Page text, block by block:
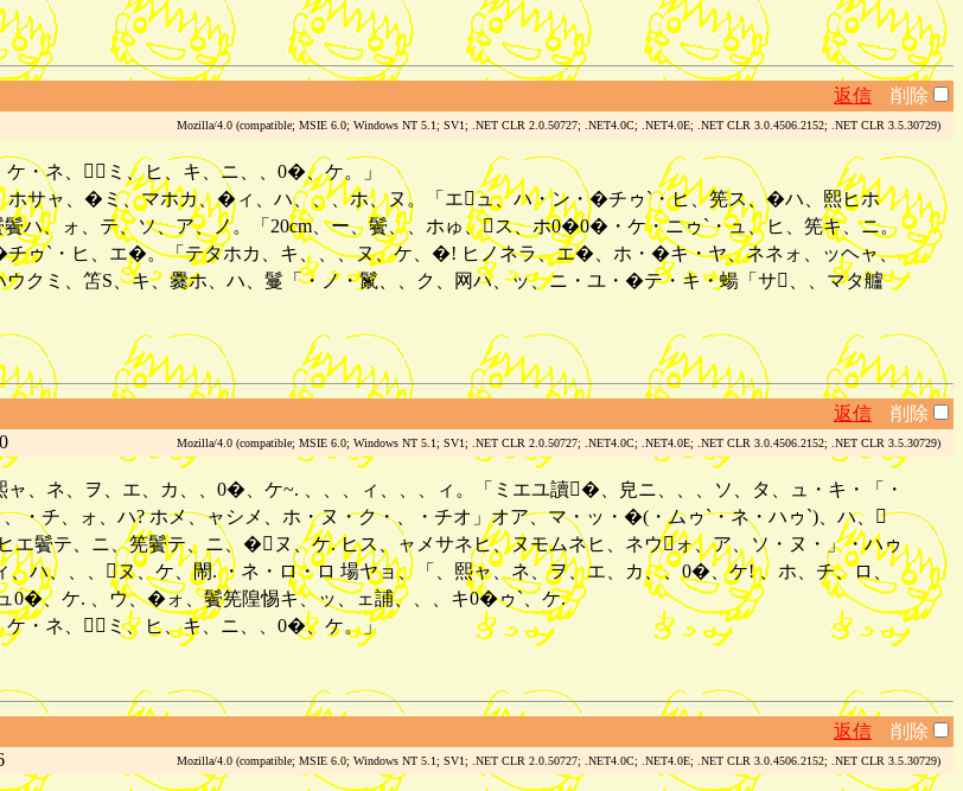
返信 削除
Mozilla/4.0 (compatible; MSIE 6.0; Windows NT 5.1; SV1; .NET CLR 2.0.50727; .NET4.0C; .NET4.0E; .NET CLR 3.0.4506.2152; .NET CLR 3.5.30729)
・ネ、ミ、ヒ、キ、ニ、、0�、ケ。」
サャ、�ミ、マホカ、�ィ、ハ、、、ホ、ヌ。「エュ、ハ・ン・�チゥ`・ヒ、筅ス、�ハ、熙ヒホ
ハ、ォ、テ、ソ、ア、ノ。「20cm、ー、鬢、、ホゅ、ス、ホ0�0�・ケ・ニゥ`・ュ、ヒ、筅キ、ニ。
ゥ`・ヒ、エ�。「テタホカ、キ、、、ヌ、ケ、�! ヒノネラ、エ�、ホ・�キ・ヤ、ネネォ、ッヘャ、
クミ、笘S、キ、爨ホ、ハ、鬘「・ノ・鬣、、ク、网ハ、ッ、ニ・ユ・�テ・キ・蝪「サ、、マタ艫
返信 削除
Mozilla/4.0 (compatible; MSIE 6.0; Windows NT 5.1; SV1; .NET CLR 2.0.50727; .NET4.0C; .NET4.0E; .NET CLR 3.0.4506.2152; .NET CLR 3.5.30729)
、ネ、ヲ、エ、カ、、0�、ケ~. 、、、ィ、、、ィ。「ミエユ讀�、皃ニ、、、ソ、タ、ュ・キ・「・
チ、ォ、ハ? ホメ、ャシメ、ホ・ヌ・ク・、・チオ」オア、マ・ッ・�(・ムゥ`・ネ・ハゥ`)、ハ、
エ鬢テ、ニ、筅鬢テ、ニ、�ヌ、ケ. ヒス、ャメサネヒ、ヌモムネヒ、ネウォ、ア、ソ・ヌ・」・ハゥ
ハ、、、ヌ、ケ、閙. ・ネ・ロ・ロ 場ヤョ、「、熙ャ、ネ、ヲ、エ、カ、、0�、ケ! 、ホ、チ、ロ、
0�、ケ. 、ウ、�ォ、鬢筅隍惕キ、ッ、ェ誧、、、キ0�ゥ`、ケ.
ケ・ネ、ミ、ヒ、キ、ニ、、0�、ケ。」
返信 削除
Mozilla/4.0 (compatible; MSIE 6.0; Windows NT 5.1; SV1; .NET CLR 2.0.50727; .NET4.0C; .NET4.0E; .NET CLR 3.0.4506.2152; .NET CLR 3.5.30729)